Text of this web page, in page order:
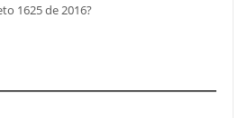
1625 de 2016?